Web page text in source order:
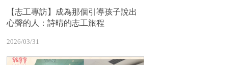
【志工專訪】成為那個引導孩子說出
心聲的人：詩晴的志工旅程
2026/03/31